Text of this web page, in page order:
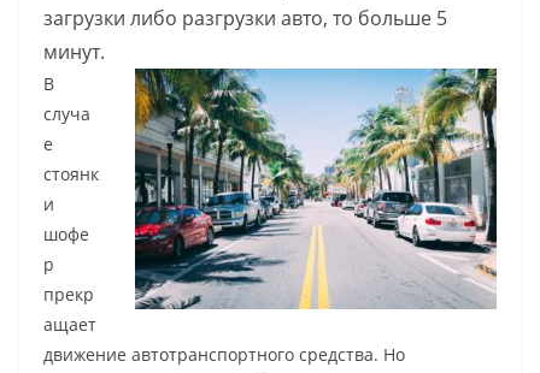
загрузки либо разгрузки авто, то больше 5
минут.
В
случа
е
стоянк
и
шофе
р
прекр
ащает
движение автотранспортного средства. Но